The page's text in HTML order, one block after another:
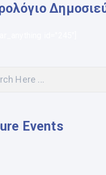
Events